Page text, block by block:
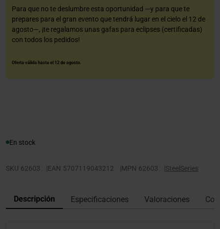
Para que no te deslumbre esta oportunidad —y para que te
prepares para el gran evento que tendrá lugar en el cielo el 12 de
agosto—, ¡te regalamos unas gafas para eclipses (certificadas)
con todos los pedidos!
Oferta válida hasta el 12 de agosto.
En stock
SKU 62603 |EAN 5707119043212 |MPN 62603 |SteelSeries
Descripción Especificaciones Valoraciones